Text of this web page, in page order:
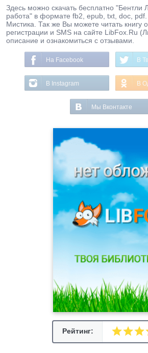
Здесь можно скачать бесплатно "Бентли
работа" в формате fb2, epub, txt, doc,
Мистика. Так же Вы можете читать книгу
регистрации и SMS на сайте LibFox.Ru
описание и ознакомиться с отзывами.
На Facebook В
В Instagram В
Мы Вконтакте
Рейтинг: